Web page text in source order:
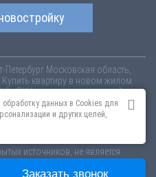
Петербург Московская область,
Купить квартиру в новом жилом
«ПИК-специализированный
различных планировок от
источников, не является
для ознакомления.
о размещении
обработку данных в Cookies для
и других целей,
Заказать звонок